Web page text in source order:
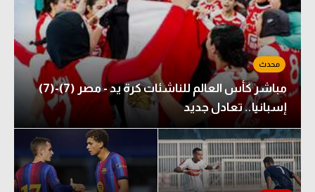
مباشر كأس العالم للناشئات كرة يد - مصر (7)-(7)
إسبانيا.. تعادل جديد